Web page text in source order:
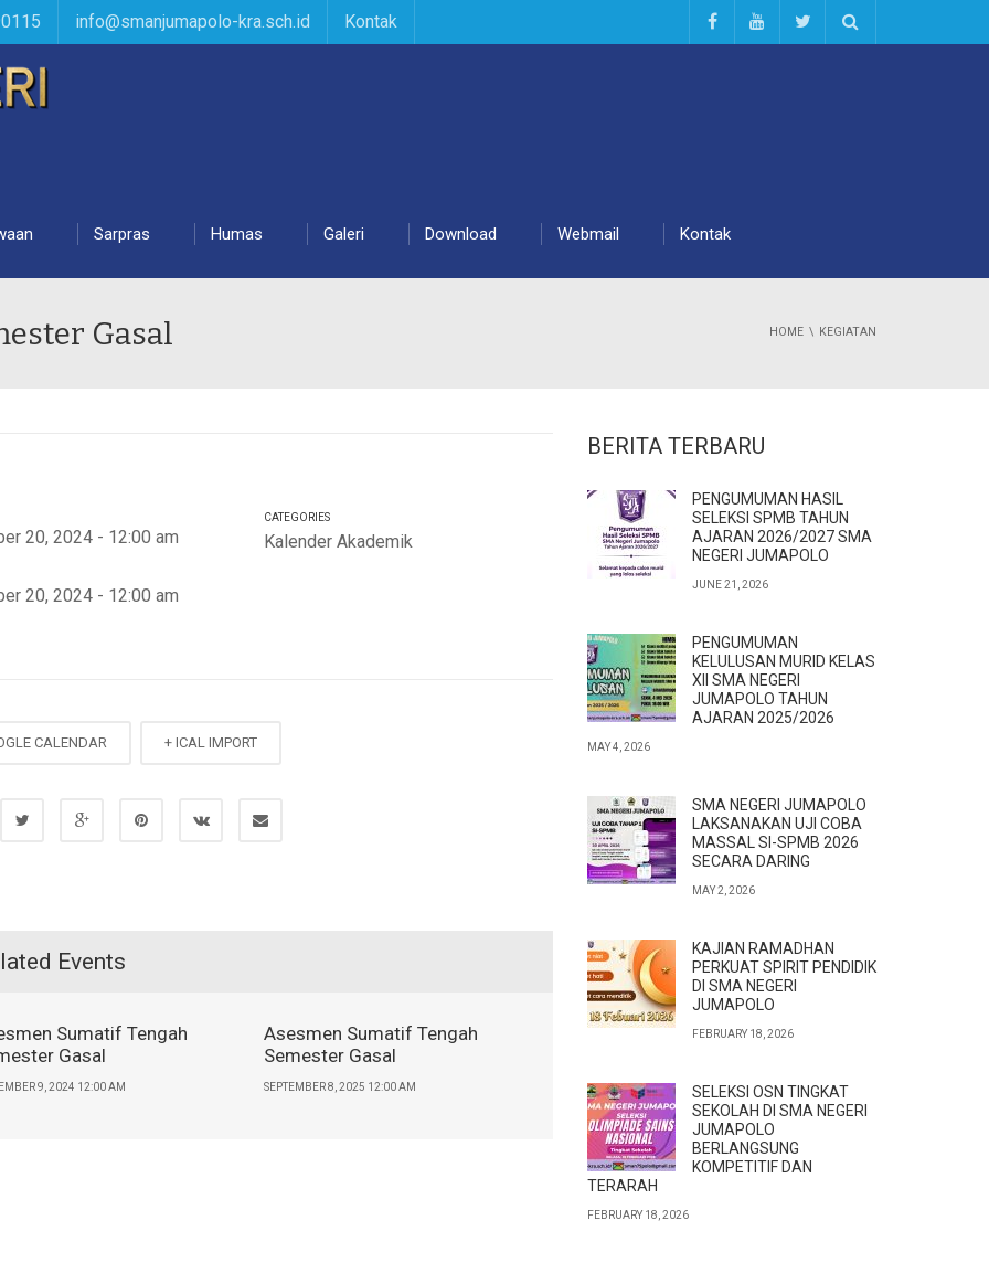
info@smanjumapolo-kra.sch.id Kontak
Sarpras Humas Galeri Download Webmail Kontak
Gasal HOME KEGIATAN
20, 2024 - 12:00 am
20, 2024 - 12:00 am
CATEGORIES
Kalender Akademik
CALENDAR + ICAL IMPORT
Events
Sumatif Tengah
Gasal
9, 2024 12:00 AM
Asesmen Sumatif Tengah
Semester Gasal
SEPTEMBER 8, 2025 12:00 AM
BERITA TERBARU
PENGUMUMAN HASIL
SELEKSI SPMB TAHUN
AJARAN 2026/2027 SMA
NEGERI JUMAPOLO
JUNE 21, 2026
PENGUMUMAN
KELULUSAN MURID KELAS
XII SMA NEGERI
JUMAPOLO TAHUN
AJARAN 2025/2026
MAY 4, 2026
SMA NEGERI JUMAPOLO
LAKSANAKAN UJI COBA
MASSAL SI-SPMB 2026
SECARA DARING
MAY 2, 2026
KAJIAN RAMADHAN
PERKUAT SPIRIT PENDIDIK
DI SMA NEGERI
JUMAPOLO
FEBRUARY 18, 2026
SELEKSI OSN TINGKAT
SEKOLAH DI SMA NEGERI
JUMAPOLO
BERLANGSUNG
KOMPETITIF DAN
TERARAH
FEBRUARY 18, 2026